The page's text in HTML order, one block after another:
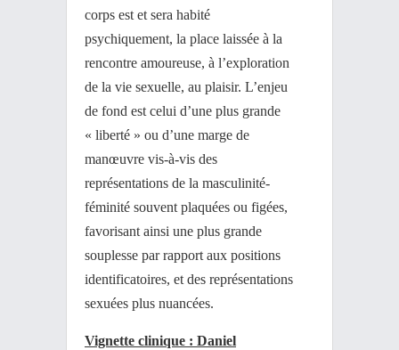
corps est et sera habité
psychiquement, la place laissée à la
rencontre amoureuse, à l’exploration
de la vie sexuelle, au plaisir. L’enjeu
de fond est celui d’une plus grande
« liberté » ou d’une marge de
manœuvre vis-à-vis des
représentations de la masculinité-
féminité souvent plaquées ou figées,
favorisant ainsi une plus grande
souplesse par rapport aux positions
identificatoires, et des représentations
sexuées plus nuancées.
Vignette clinique : Daniel